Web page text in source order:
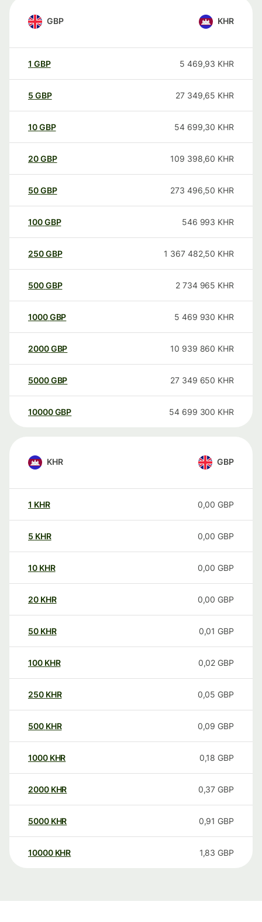
GBP KHR
1 GBP 5 469,93 KHR
5 GBP 27 349,65 KHR
10GBP 54 699,30 KHR
20GBP 109 398,60 KHR
50GBP 273 496,50 KHR
100GBP 546 993 KHR
250GBP 1 367 482,50 KHR
500GBP 2 734 965 KHR
1000GBP 5 469 930 KHR
2000GBP 10 939 860 KHR
5000GBP 27 349 650 KHR
10000 GBP 54 699 300 KHR
KHR GBP
1 KHR 0,00 GBP
5 KHR 0,00 GBP
10 KHR 0,00 GBP
20 KHR 0,00 GBP
50 KHR 0,01 GBP
100 KHR 0,02 GBP
250 KHR 0,05 GBP
500 KHR 0,09 GBP
1000 KHR 0,18 GBP
2000 KHR 0,37 GBP
5000 KHR 0,91 GBP
10000 KHR 1,83 GBP